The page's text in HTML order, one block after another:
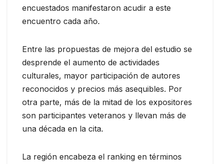
encuestados manifestaron acudir a este
encuentro cada año.
Entre las propuestas de mejora del estudio se
desprende el aumento de actividades
culturales, mayor participación de autores
reconocidos y precios más asequibles. Por
otra parte, más de la mitad de los expositores
son participantes veteranos y llevan más de
una década en la cita.
La región encabeza el ranking en términos